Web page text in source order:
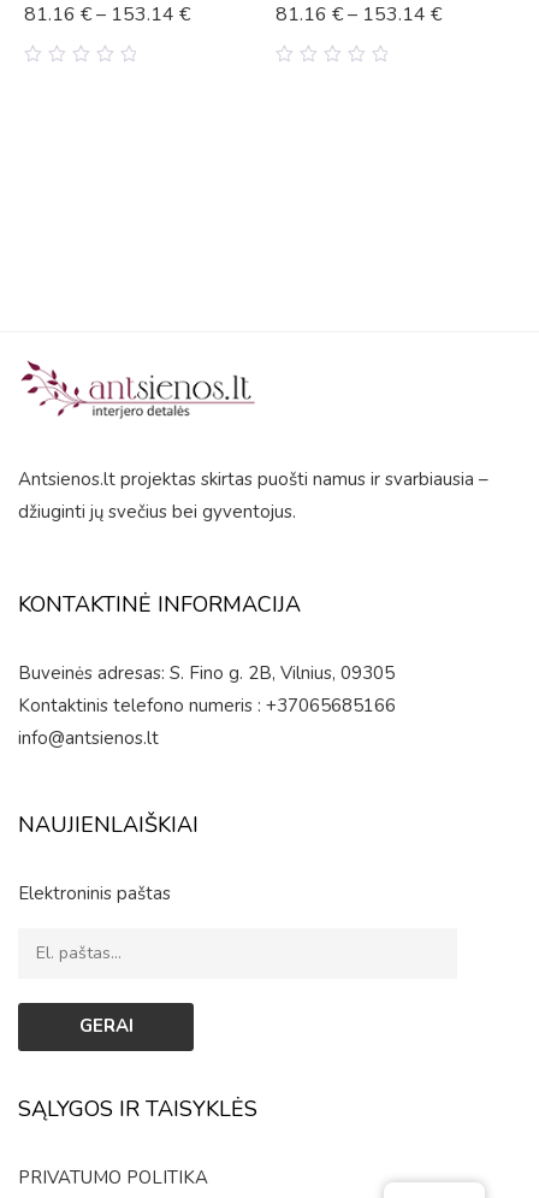
81.16 €– 153.14 € 81.16 €– 153.14 €
Antsienos.lt projektas skirtas puošti namus ir svarbiausia –
džiuginti jų svečius bei gyventojus.
KONTAKTINĖ INFORMACIJA
Buveinės adresas: S. Fino g. 2B, Vilnius, 09305
Kontaktinis telefono numeris : +37065685166
info@antsienos.lt
NAUJIENLAIŠKIAI
Elektroninis paštas
SĄLYGOS IR TAISYKLĖS
PRIVATUMO POLITIKA